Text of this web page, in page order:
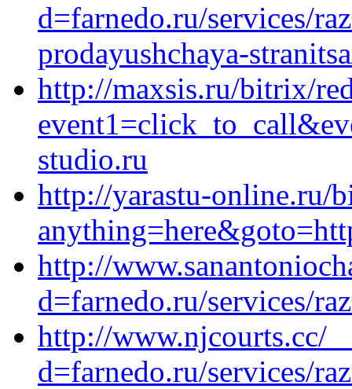
d=farnedo.ru/services/
prodayushchaya-
http://maxsis.ru/bitrix/
studio.ru
http://yarastu-online.ru/
http://
d=farnedo.ru/services/
http://www.njcourts.cc/
d=farnedo.ru/services/